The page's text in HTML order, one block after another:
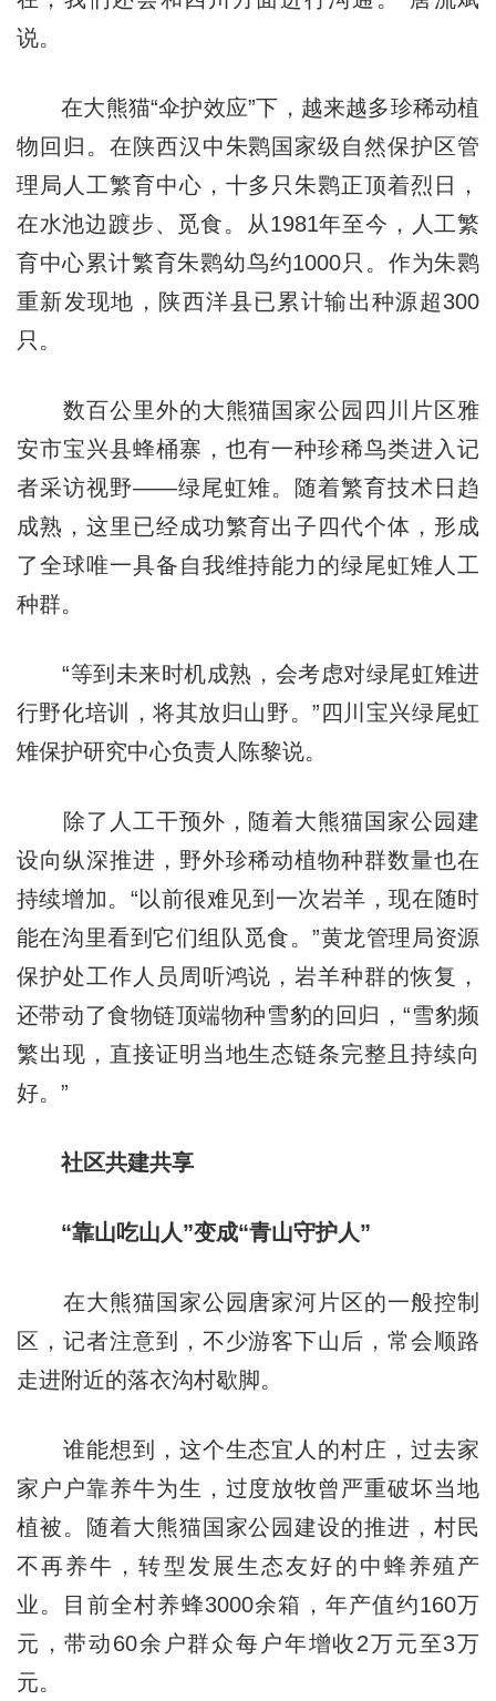
说。
在大熊猫“伞护效应”下，越来越多珍稀动植
物回归。在陕西汉中朱鹮国家级自然保护区管
理局人工繁育中心，十多只朱鹮正顶着烈日，
在水池边踱步、觅食。从1981年至今，人工繁
育中心累计繁育朱鹮幼鸟约1000只。作为朱鹮
重新发现地，陕西洋县已累计输出种源超300
只。
数百公里外的大熊猫国家公园四川片区雅
安市宝兴县蜂桶寨，也有一种珍稀鸟类进入记
者采访视野——绿尾虹雉。随着繁育技术日趋
成熟，这里已经成功繁育出子四代个体，形成
了全球唯一具备自我维持能力的绿尾虹雉人工
种群。
“等到未来时机成熟，会考虑对绿尾虹雉进
行野化培训，将其放归山野。”四川宝兴绿尾虹
雉保护研究中心负责人陈黎说。
除了人工干预外，随着大熊猫国家公园建
设向纵深推进，野外珍稀动植物种群数量也在
持续增加。“以前很难见到一次岩羊，现在随时
能在沟里看到它们组队觅食。”黄龙管理局资源
保护处工作人员周听鸿说，岩羊种群的恢复，
还带动了食物链顶端物种雪豹的回归，“雪豹频
繁出现，直接证明当地生态链条完整且持续向
好。”
社区共建共享
“靠山吃山人”变成“青山守护人”
在大熊猫国家公园唐家河片区的一般控制
区，记者注意到，不少游客下山后，常会顺路
走进附近的落衣沟村歇脚。
谁能想到，这个生态宜人的村庄，过去家
家户户靠养牛为生，过度放牧曾严重破坏当地
植被。随着大熊猫国家公园建设的推进，村民
不再养牛，转型发展生态友好的中蜂养殖产
业。目前全村养蜂3000余箱，年产值约160万
元，带动60余户群众每户年增收2万元至3万
元。